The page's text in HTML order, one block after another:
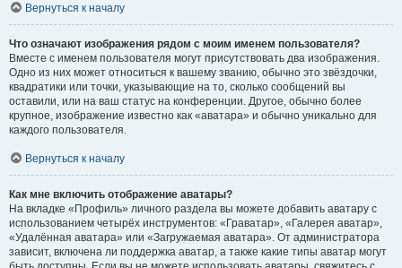
Вернуться к началу
Что означают изображения рядом с моим именем пользователя?
Вместе с именем пользователя могут присутствовать два изображения.
Одно из них может относиться к вашему званию, обычно это звёздочки,
квадратики или точки, указывающие на то, сколько сообщений вы
оставили, или на ваш статус на конференции. Другое, обычно более
крупное, изображение известно как «аватара» и обычно уникально для
каждого пользователя.
Вернуться к началу
Как мне включить отображение аватары?
На вкладке «Профиль» личного раздела вы можете добавить аватару с
использованием четырёх инструментов: «Граватар», «Галерея аватар»,
«Удалённая аватара» или «Загружаемая аватара». От администратора
зависит, включена ли поддержка аватар, а также какие типы аватар могут